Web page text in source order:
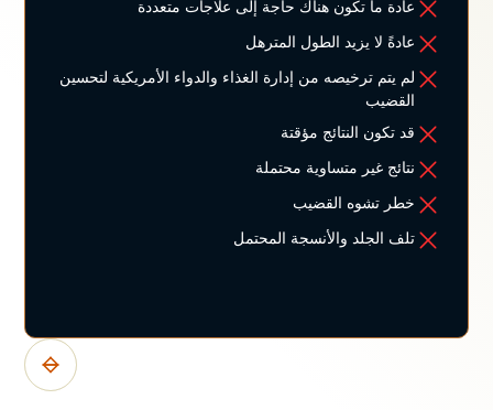
عادة ما تكون هناك حاجة إلى علاجات متعددة
عادةً لا يزيد الطول المترهل
لم يتم ترخيصه من إدارة الغذاء والدواء الأمريكية لتحسين
القضيب
قد تكون النتائج مؤقتة
نتائج غير متساوية محتملة
خطر تشوه القضيب
تلف الجلد والأنسجة المحتمل